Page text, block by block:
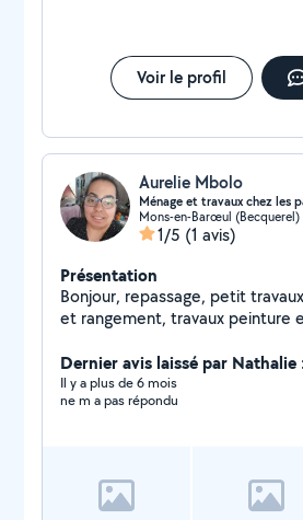
Voir le profil
Aurelie Mbolo
Ménage et travaux chez les
Mons-en-Barœul (Becquerel)
1/5 (1 avis)
Présentation
Bonjour, repassage, petit travaux ménage et bricolage
et rangement, travaux peinture et tapisserie
Dernier avis laissé par Nathalie
Il y a plus de 6 mois
ne m a pas répondu